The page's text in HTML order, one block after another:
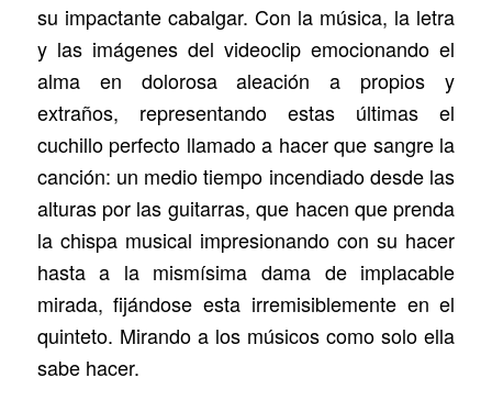
su impactante cabalgar. Con la música, la letra
y las imágenes del videoclip emocionando el
alma en dolorosa aleación a propios y
extraños, representando estas últimas el
cuchillo perfecto llamado a hacer que sangre la
canción: un medio tiempo incendiado desde las
alturas por las guitarras, que hacen que prenda
la chispa musical impresionando con su hacer
hasta a la mismísima dama de implacable
mirada, fijándose esta irremisiblemente en el
quinteto. Mirando a los músicos como solo ella
sabe hacer.